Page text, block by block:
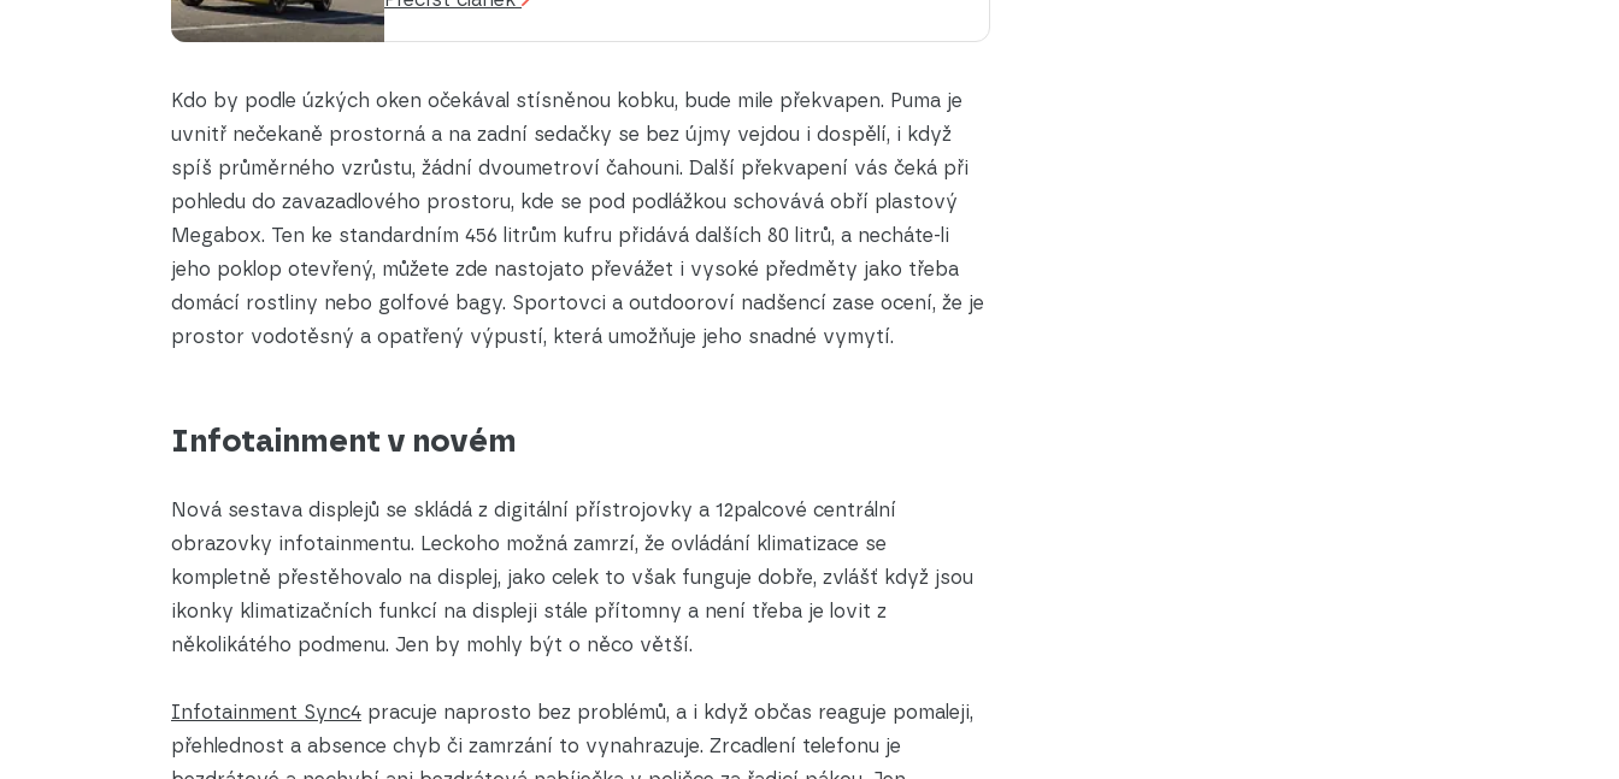
Kdo by podle úzkých oken očekával stísněnou kobku, bude mile překvapen. Puma je
uvnitř nečekaně prostorná a na zadní sedačky se bez újmy vejdou i dospělí, i když
spíš průměrného vzrůstu, žádní dvoumetroví čahouni. Další překvapení vás čeká při
pohledu do zavazadlového prostoru, kde se pod podlážkou schovává obří plastový
Megabox. Ten ke standardním 456 litrům kufru přidává dalších 80 litrů, a necháte-li
jeho poklop otevřený, můžete zde nastojato převážet i vysoké předměty jako třeba
domácí rostliny nebo golfové bagy. Sportovci a outdooroví nadšencí zase ocení, že je
prostor vodotěsný a opatřený výpustí, která umožňuje jeho snadné vymytí.
Infotainment v novém
Nová sestava displejů se skládá z digitální přístrojovky a 12palcové centrální
obrazovky infotainmentu. Leckoho možná zamrzí, že ovládání klimatizace se
kompletně přestěhovalo na displej, jako celek to však funguje dobře, zvlášť když jsou
ikonky klimatizačních funkcí na displeji stále přítomny a není třeba je lovit z
několikátého podmenu. Jen by mohly být o něco větší.
Infotainment Sync4 pracuje naprosto bez problémů, a i když občas reaguje pomaleji,
přehlednost a absence chyb či zamrzání to vynahrazuje. Zrcadlení telefonu je